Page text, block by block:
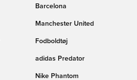
Barcelona
Manchester United
Fodboldtøj
adidas Predator
Nike Phantom